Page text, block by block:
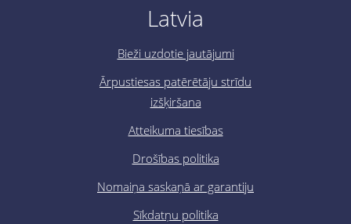
Latvia
Bieži uzdotie jautājumi
Ārpustiesas patērētāju strīdu
izšķiršana
Atteikuma tiesības
Drošības politika
Nomaiņa saskaņā ar garantiju
Sīkdatņu politika